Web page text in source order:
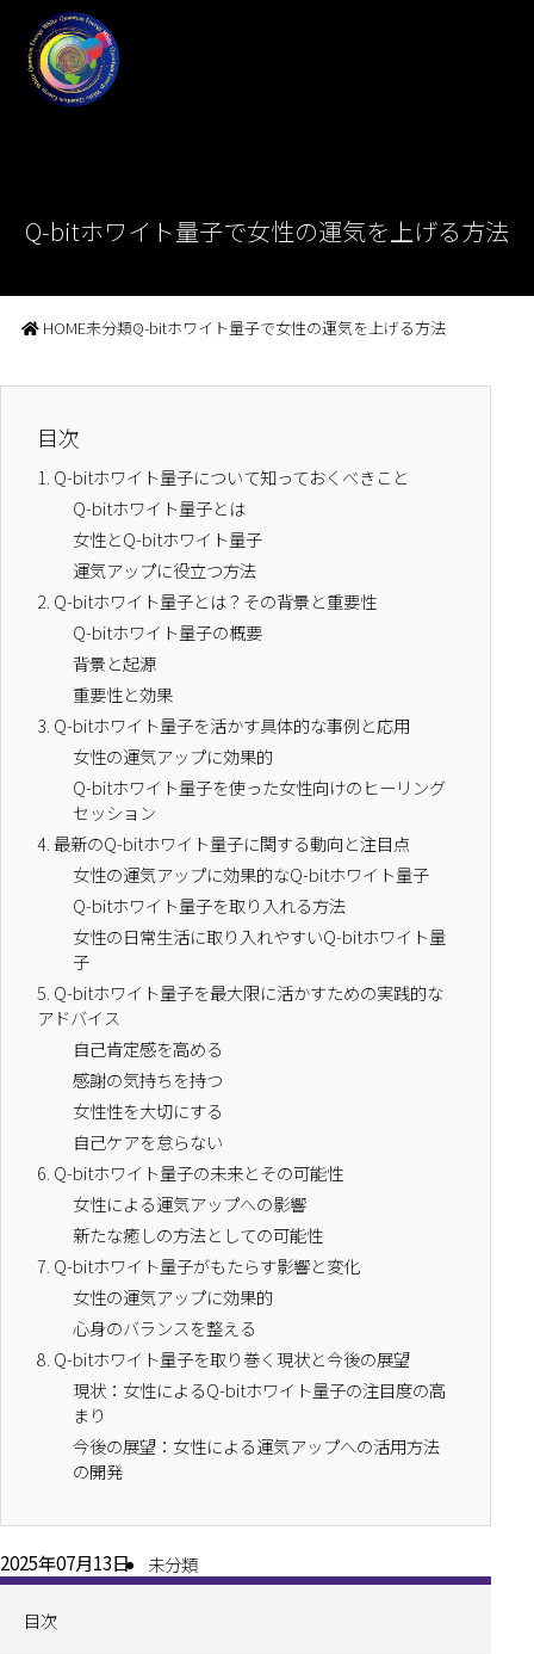
Q-bitホワイト量子で女性の運気を上げる方法
HOME未分類Q-bitホワイト量子で女性の運気を上げる方法
目次
1. Q-bitホワイト量子について知っておくべきこと
Q-bitホワイト量子とは
女性とQ-bitホワイト量子
運気アップに役立つ方法
2. Q-bitホワイト量子とは？その背景と重要性
Q-bitホワイト量子の概要
背景と起源
重要性と効果
3. Q-bitホワイト量子を活かす具体的な事例と応用
女性の運気アップに効果的
Q-bitホワイト量子を使った女性向けのヒーリング
セッション
4.最新のQ-bitホワイト量子に関する動向と注目点
女性の運気アップに効果的なQ-bitホワイト量子
Q-bitホワイト量子を取り入れる方法
女性の日常生活に取り入れやすいQ-bitホワイト量
子
5. Q-bitホワイト量子を最大限に活かすための実践的な
アドバイス
自己肯定感を高める
感謝の気持ちを持つ
女性性を大切にする
自己ケアを怠らない
6. Q-bitホワイト量子の未来とその可能性
女性による運気アップへの影響
新たな癒しの方法としての可能性
7. Q-bitホワイト量子がもたらす影響と変化
女性の運気アップに効果的
心身のバランスを整える
8. Q-bitホワイト量子を取り巻く現状と今後の展望
現状：女性によるQ-bitホワイト量子の注目度の高
まり
今後の展望：女性による運気アップへの活用方法
の開発
2025年07月13日 未分類
目次